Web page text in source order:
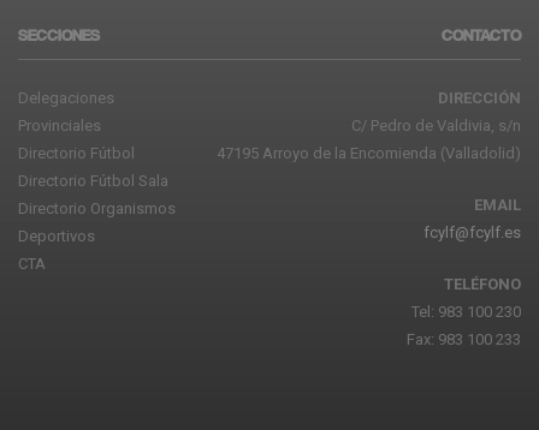
SECCIONES
Delegaciones
Provinciales
Directorio Fútbol
Directorio Fútbol Sala
Directorio Organismos
Deportivos
CTA
CONTACTO
DIRECCIÓN
C/ Pedro de Valdivia, s/n
47195 Arroyo de la Encomienda (Valladolid)
EMAIL
fcylf@fcylf.es
TELÉFONO
Tel: 983 100 230
Fax: 983 100 233